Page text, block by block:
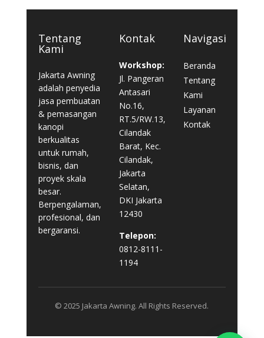
Tentang
Kami
Jakarta Awning
adalah penyedia
jasa pembuatan
& pemasangan
kanopi
berkualitas
untuk rumah,
bisnis, dan
proyek skala
besar.
Berpengalaman,
profesional, dan
bergaransi.
Kontak
Workshop:
Jl. Pangeran
Antasari
No.16,
RT.5/RW.13,
Cilandak
Barat, Kec.
Cilandak,
Jakarta
Selatan,
DKI Jakarta
12430
Telepon:
0812-8111-
1194
Navigasi
Beranda
Tentang
Kami
Layanan
Kontak
© 2025 Jakarta Awning. All Rights Reserved.